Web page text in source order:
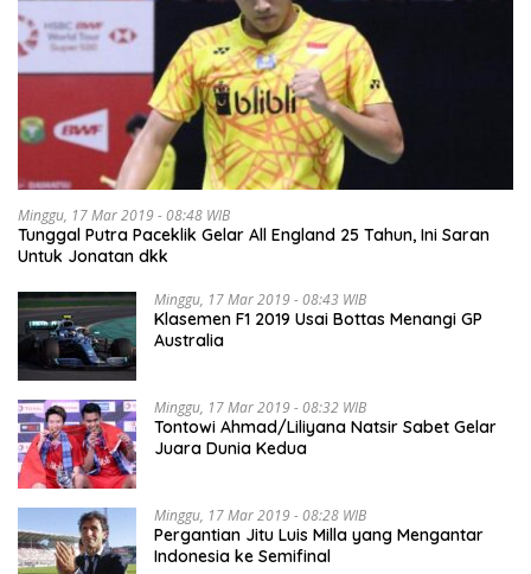
Minggu, 17 Mar 2019 - 08:48 WIB
Tunggal Putra Paceklik Gelar All England 25 Tahun, Ini Saran
Untuk Jonatan dkk
Minggu, 17 Mar 2019 - 08:43 WIB
Klasemen F1 2019 Usai Bottas Menangi GP
Australia
Minggu, 17 Mar 2019 - 08:32 WIB
Tontowi Ahmad/Liliyana Natsir Sabet Gelar
Juara Dunia Kedua
Minggu, 17 Mar 2019 - 08:28 WIB
Pergantian Jitu Luis Milla yang Mengantar
Indonesia ke Semifinal